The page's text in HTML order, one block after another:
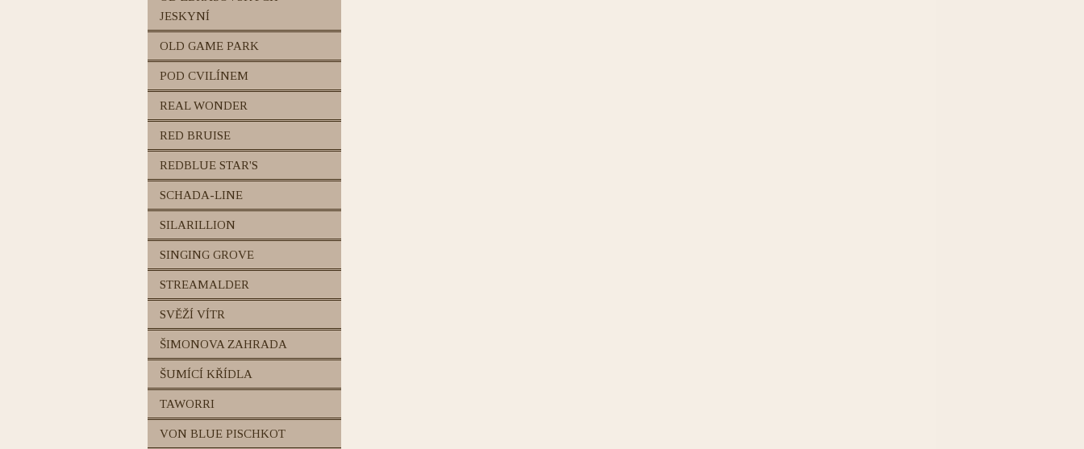
JESKYNÍ
OLD GAME PARK
POD CVILÍNEM
REAL WONDER
RED BRUISE
REDBLUE STAR'S
SCHADA-LINE
SILARILLION
SINGING GROVE
STREAMALDER
SVĚŽÍ VÍTR
ŠIMONOVA ZAHRADA
ŠUMÍCÍ KŘÍDLA
TAWORRI
VON BLUE PISCHKOT